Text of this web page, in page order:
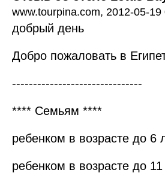
www.tourpina.com, 2012-05-19
добрый день
Добро пожаловать в
-------------------------------
**** Семьям ****
ребенком в возрасте до 6
ребенком в возрасте до